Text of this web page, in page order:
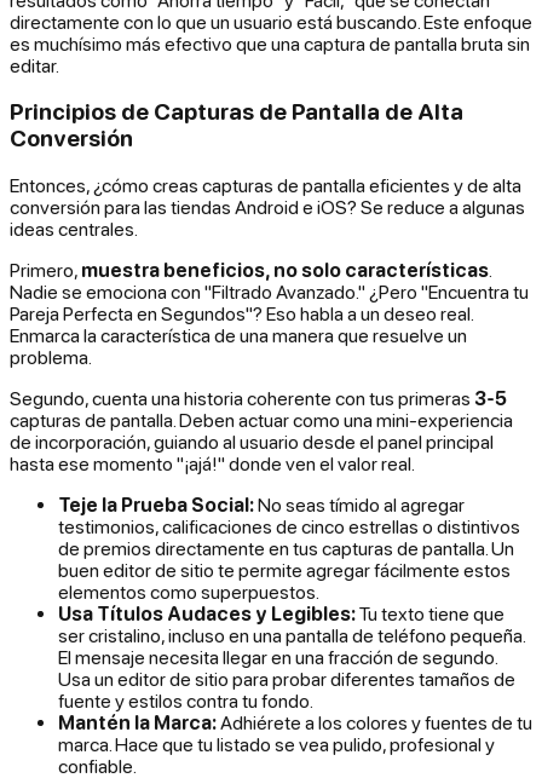
directamente con lo que un usuario está buscando. Este enfoque
es muchísimo más efectivo que una captura de pantalla bruta sin
editar.
Principios de Capturas de Pantalla de Alta
Conversión
Entonces, ¿cómo creas capturas de pantalla eficientes y de alta
conversión para las tiendas Android e iOS? Se reduce a algunas
ideas centrales.
Primero, muestra beneficios, no solo características
Nadie se emociona con "Filtrado Avanzado." ¿Pero "Encuentra tu
Pareja Perfecta en Segundos"? Eso habla a un deseo real.
Enmarca la característica de una manera que resuelve un
problema.
Segundo, cuenta una historia coherente con tus primeras 3-5
capturas de pantalla. Deben actuar como una mini-experiencia
de incorporación, guiando al usuario desde el panel principal
hasta ese momento "¡ajá!" donde ven el valor real.
Teje la Prueba Social:No seas tímido al agregar
testimonios, calificaciones de cinco estrellas o distintivos
de premios directamente en tus capturas de pantalla. Un
buen editor de sitio te permite agregar fácilmente estos
elementos como superpuestos.
Usa Títulos Audaces y Legibles:Tu texto tiene que
ser cristalino, incluso en una pantalla de teléfono pequeña.
El mensaje necesita llegar en una fracción de segundo.
Usa un editor de sitio para probar diferentes tamaños de
fuente y estilos contra tu fondo.
Mantén la Marca:Adhiérete a los colores y fuentes de tu
marca. Hace que tu listado se vea pulido, profesional y
confiable.